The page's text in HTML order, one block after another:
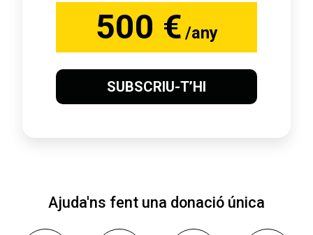
500 € /any
SUBSCRIU-T’HI
Ajuda'ns fent una donació única